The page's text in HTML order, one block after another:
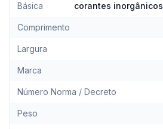
Básica
corantes inorgânicos
Comprimento
Largura
Marca
Número Norma / Decreto
Peso